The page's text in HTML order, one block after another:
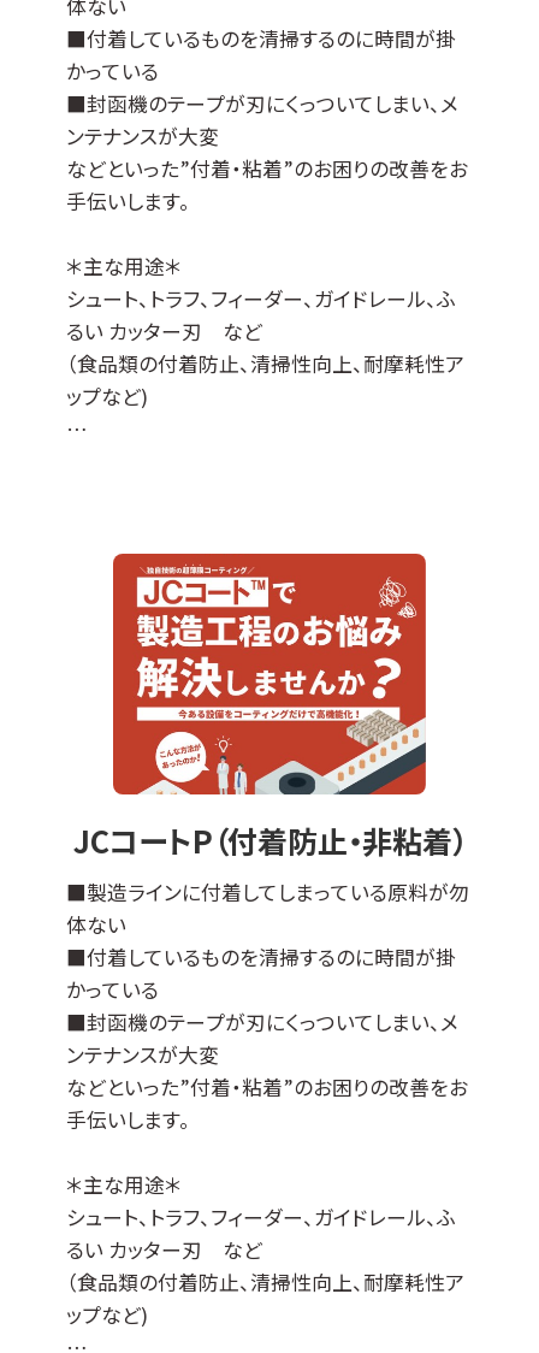
■付着しているものを清掃するのに時間が掛
かっている
■封函機のテープが刃にくっついてしまい、メ
ンテナンスが大変
などといった”付着・粘着”のお困りの改善をお
手伝いします。
＊主な用途＊
シュート、トラフ、フィーダー、ガイドレール、ふ
るい カッター刃 など
（食品類の付着防止、清掃性向上、耐摩耗性ア
ップなど)
『JCコートP』は撥水撥油性・非粘着性・防汚性
の機能があります。
※ DLCとは、ダイヤモンドライクカーボンの略
＊適応基材＊
ステンレスなどの導電性基材全般に対応可能
ですが、不向きなものもございます（亜鉛、銅な
も可能です。
その他の母材につきましては、ご相談ください
ませ。
JCコートP（付着防止・非粘着）
■製造ラインに付着してしまっている原料が勿
体ない
■付着しているものを清掃するのに時間が掛
かっている
■封函機のテープが刃にくっついてしまい、メ
ンテナンスが大変
などといった”付着・粘着”のお困りの改善をお
手伝いします。
＊主な用途＊
シュート、トラフ、フィーダー、ガイドレール、ふ
るい カッター刃 など
（食品類の付着防止、清掃性向上、耐摩耗性ア
ップなど)